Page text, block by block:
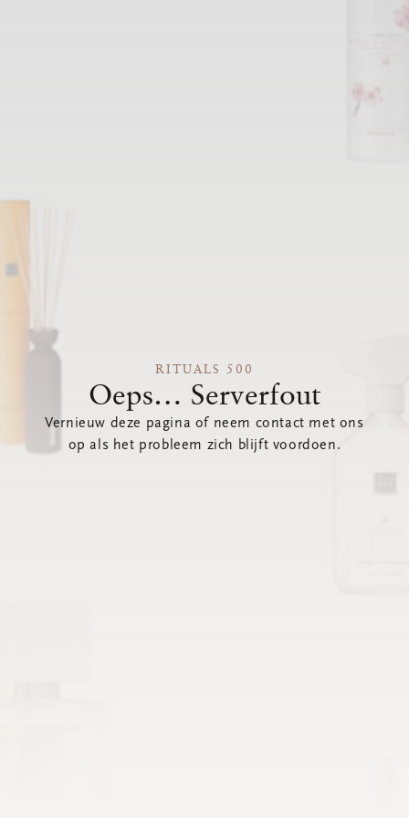
RITUALS 500
Oeps… Serverfout
Vernieuw deze pagina of neem contact met ons
op als het probleem zich blijft voordoen.